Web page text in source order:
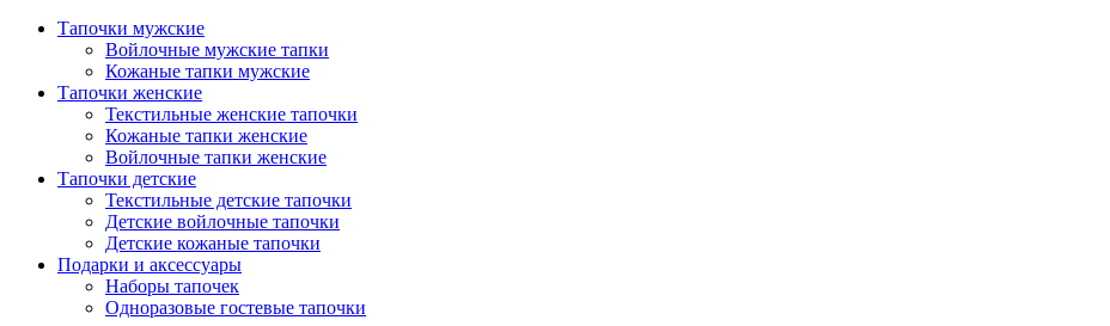
Тапочки мужские
Войлочные мужские тапки
Кожаные тапки мужские
Тапочки женские
Текстильные женские тапочки
Кожаные тапки женские
Войлочные тапки женские
Тапочки детские
Текстильные детские тапочки
Детские войлочные тапочки
Детские кожаные тапочки
Подарки и аксессуары
Наборы тапочек
Одноразовые гостевые тапочки